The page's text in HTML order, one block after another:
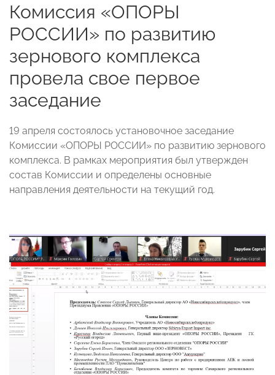
Комиссия «ОПОРЫ
РОССИИ» по развитию
зернового комплекса
провела свое первое
заседание
19 апреля состоялось установочное заседание
Комиссии «ОПОРЫ РОССИИ» по развитию зернового
комплекса. В рамках мероприятия был утвержден
состав Комиссии и определены основные
направления деятельности на текущий год.